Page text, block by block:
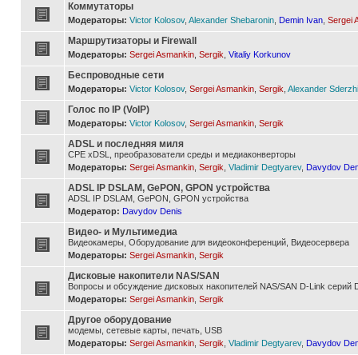
Коммутаторы
Модераторы: Victor Kolosov, Alexander Shebaronin Demin Ivan Sergei
Маршрутизаторы и Firewall
Модераторы: Sergei Asmankin Sergik Vitaliy Korkunov
Беспроводные сети
Модераторы: Victor Kolosov, Sergei Asmankin Sergik Alexander
Голос по IP (VoIP)
Модераторы: Victor Kolosov, Sergei Asmankin Sergik
ADSL и последняя миля
CPE xDSL, преобразователи среды и медиаконверторы
Модераторы: Sergei Asmankin Sergik Vladimir Degtyarev, Davydov
ADSL IP DSLAM, GePON, GPON устройства
ADSL IP DSLAM, GePON, GPON устройства
Модератор: Davydov Denis
Видео- и Мультимедиа
Видеокамеры, Оборудование для видеоконференций, Видеосервера
Модераторы: Sergei Asmankin Sergik
Дисковые накопители NAS/SAN
Вопросы и обсуждение дисковых накопителей NAS/SAN D-Link серий
Модераторы: Sergei Asmankin Sergik
Другое оборудование
модемы, сетевые карты, печать, USB
Модераторы: Sergei Asmankin Sergik Vladimir Degtyarev, Davydov